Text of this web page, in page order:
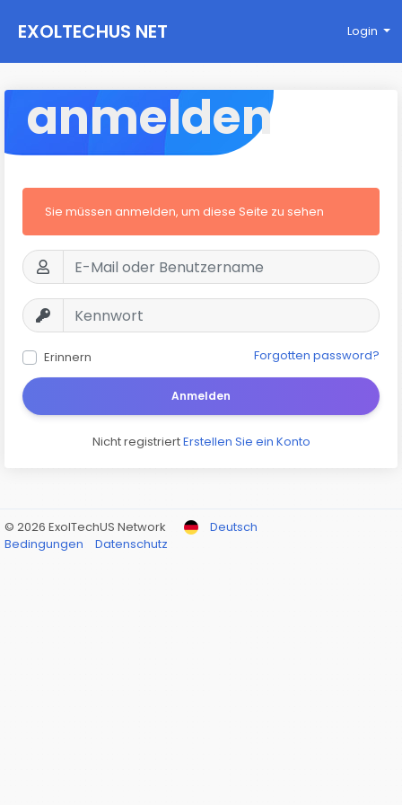
EXOLTECHUS NET
WORK
Login
anmelden
Sie müssen anmelden, um diese Seite zu sehen
Erinnern Forgotten password?
Anmelden
Nicht registriertErstellen Sie ein Konto
© 2026 ExolTechUS Network
Deutsch
Bedingungen
Datenschutz